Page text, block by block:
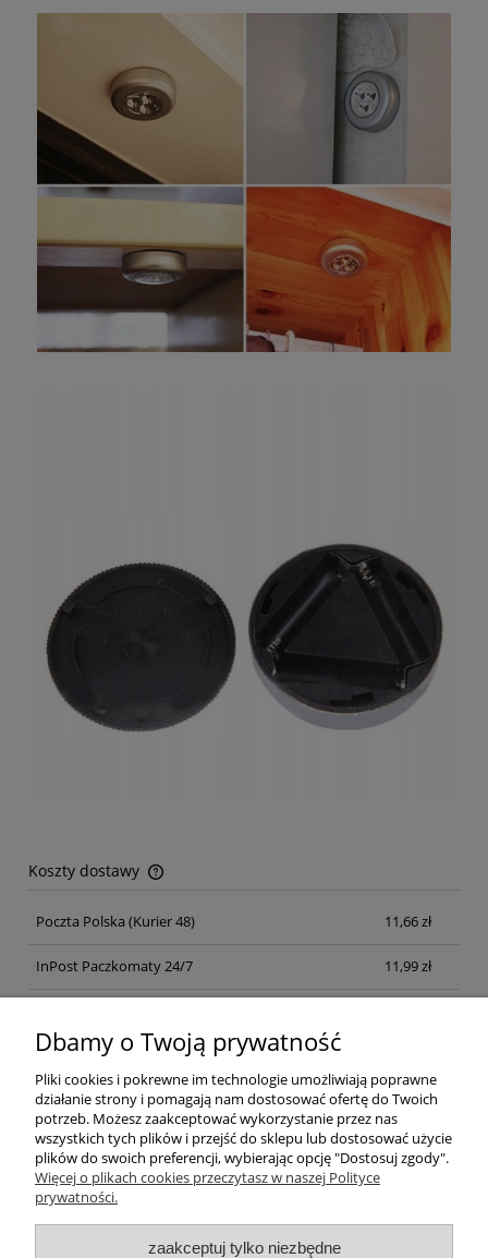
Koszty dostawy
Cena nie zawiera ewentualnych kosztów płatności
Poczta Polska (Kurier 48) 11,66 zł
InPost Paczkomaty 24/7 11,99 zł
Pomoc
Moje konto
Dbamy o Twoją prywatność
Pliki cookies i pokrewne im technologie umożliwiają poprawne
działanie strony i pomagają nam dostosować ofertę do Twoich
potrzeb. Możesz zaakceptować wykorzystanie przez nas
wszystkich tych plików i przejść do sklepu lub dostosować użycie
plików do swoich preferencji, wybierając opcję "Dostosuj zgody".
Więcej o plikach cookies przeczytasz w naszej Polityce
prywatności.
zaakceptuj tylko niezbędne